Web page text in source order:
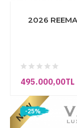
2026
495.000,00TL
-25%